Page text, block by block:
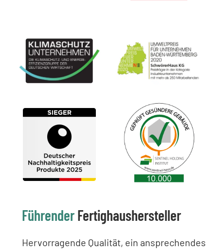
FührenderFertighaushersteller
Hervorragende Qualität, ein ansprechendes